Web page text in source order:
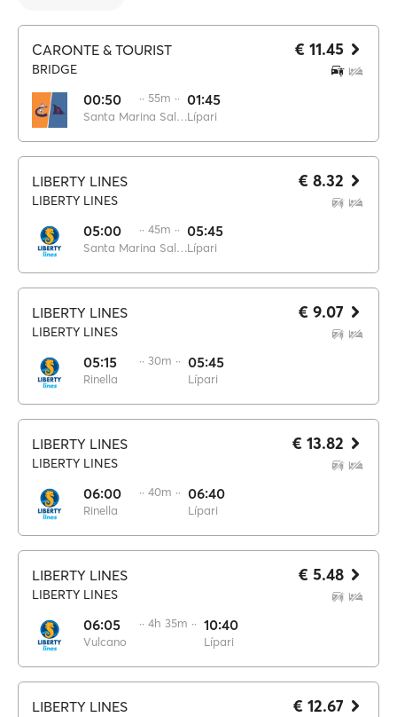
CARONTE & TOURIST
BRIDGE
00:50
Santa Marina Salina
·· 55m ·· 01:45
Lípari
€ 11.45
LIBERTY LINES
LIBERTY LINES
05:00
Santa Marina Salina
·· 45m ·· 05:45
Lípari
€ 8.32
LIBERTY LINES
LIBERTY LINES
05:15
Rinella
·· 30m ·· 05:45
Lípari
€ 9.07
LIBERTY LINES
LIBERTY LINES
06:00
Rinella
·· 40m ·· 06:40
Lípari
€ 13.82
LIBERTY LINES
LIBERTY LINES
06:05
Vulcano
·· 4h 35m ·· 10:40
Lípari
€ 5.48
LIBERTY LINES € 12.67